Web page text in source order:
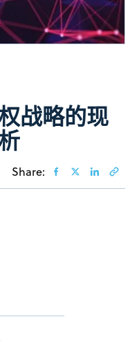
战略的现
Share: